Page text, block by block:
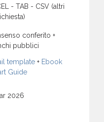
- TAB - CSV (altri
conferito +
pubblici
template + Ebook
Guide
2026